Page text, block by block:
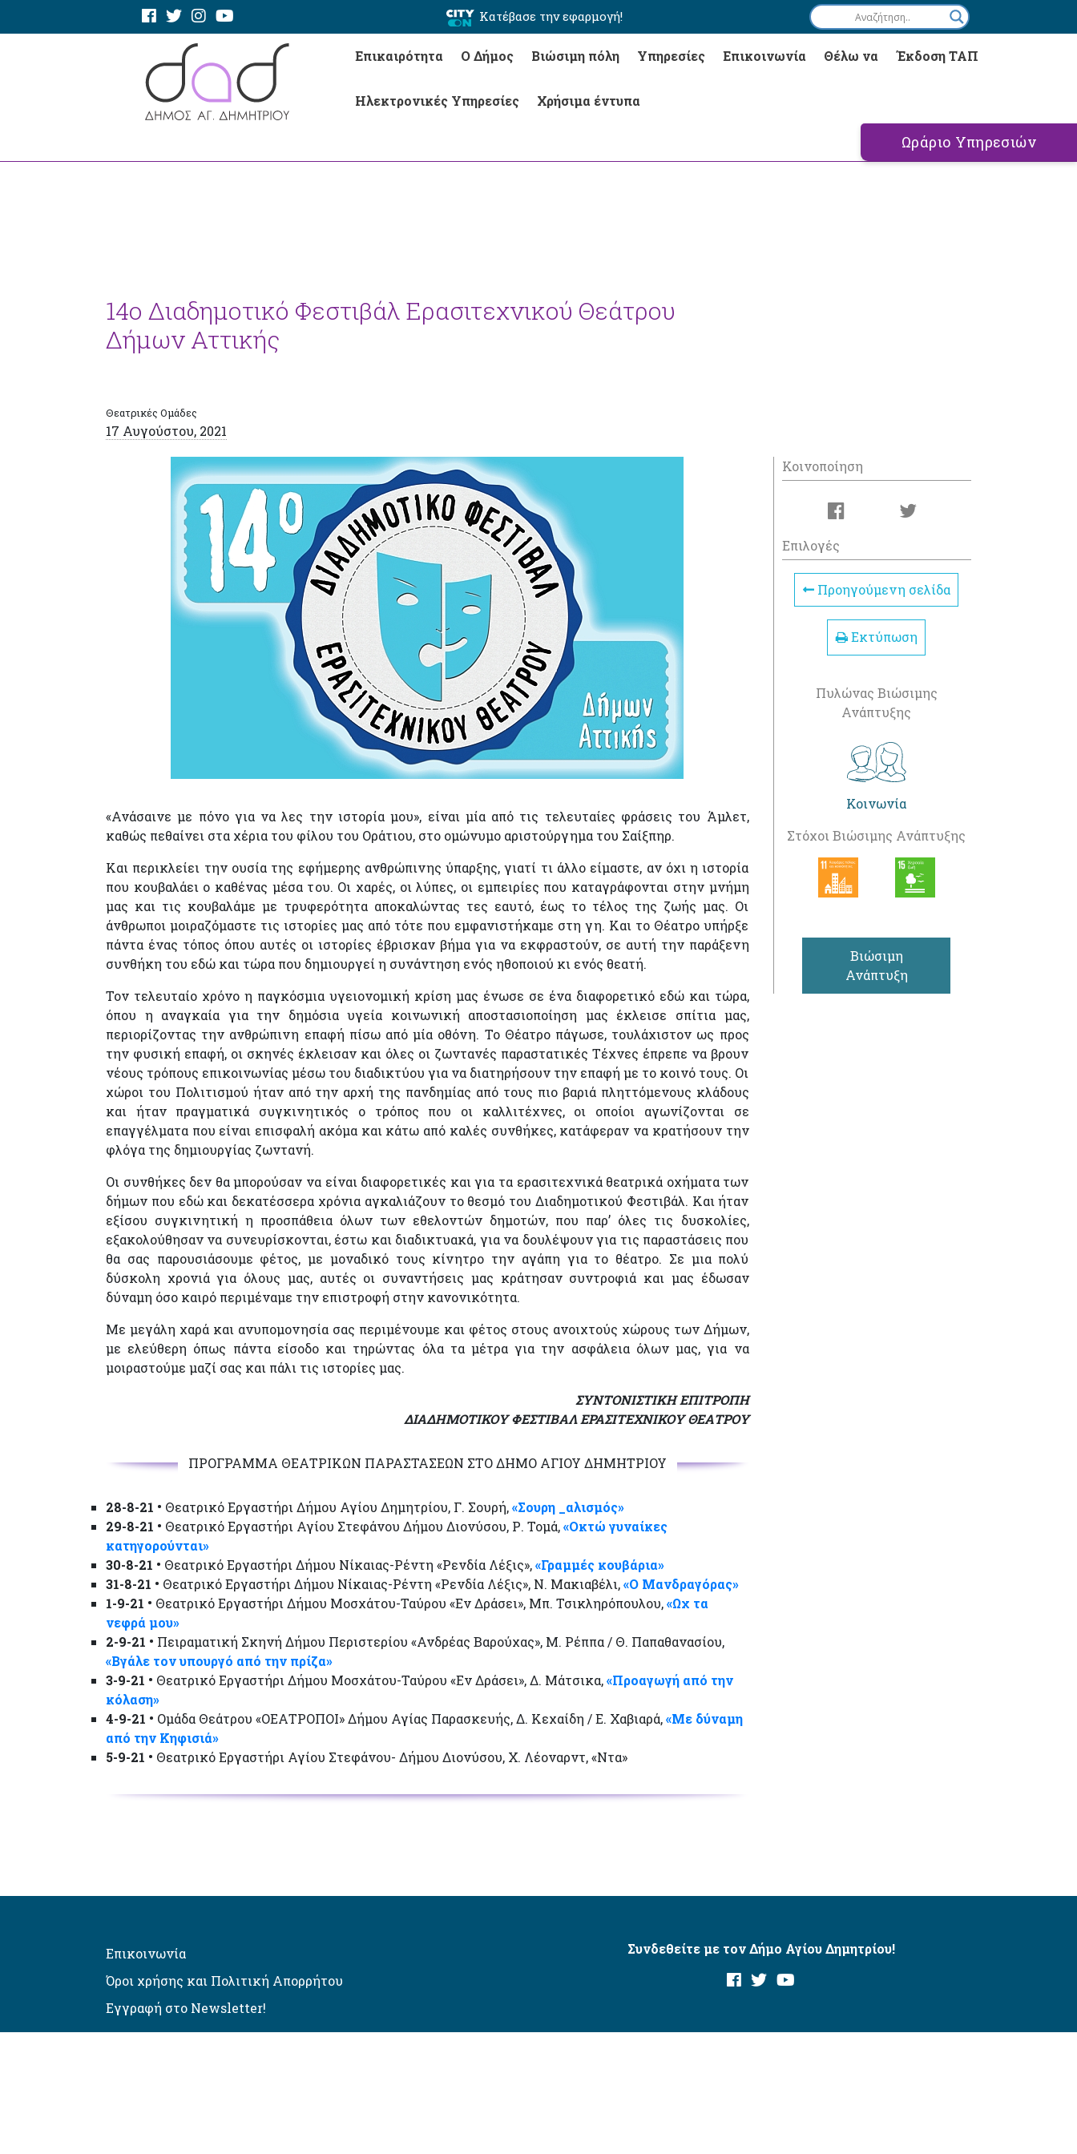
Κατέβασε την εφαρμογή!
Επικαιρότητα Ο Δήμος Βιώσιμη πόλη Υπηρεσίες Επικοινωνία Θέλω να Έκδοση ΤΑΠ
Ηλεκτρονικές Υπηρεσίες Χρήσιμα έντυπα
Ωράριο Υπηρεσιών
14ο Διαδημοτικό Φεστιβάλ Ερασιτεχνικού Θεάτρου
Δήμων Αττικής
Θεατρικές Ομάδες
17 Αυγούστου, 2021
«Ανάσαινε με πόνο για να λες την ιστορία μου», είναι μία από τις τελευταίες φράσεις του Άμλετ,
καθώς πεθαίνει στα χέρια του φίλου του Οράτιου, στο ομώνυμο αριστούργημα του Σαίξπηρ.
Και περικλείει την ουσία της εφήμερης ανθρώπινης ύπαρξης, γιατί τι άλλο είμαστε, αν όχι η ιστορία
που κουβαλάει ο καθένας μέσα του. Οι χαρές, οι λύπες, οι εμπειρίες που καταγράφονται στην μνήμη
μας και τις κουβαλάμε με τρυφερότητα αποκαλώντας τες εαυτό, έως το τέλος της ζωής μας. Οι
άνθρωποι μοιραζόμαστε τις ιστορίες μας από τότε που εμφανιστήκαμε στη γη. Και το Θέατρο υπήρξε
πάντα ένας τόπος όπου αυτές οι ιστορίες έβρισκαν βήμα για να εκφραστούν, σε αυτή την παράξενη
συνθήκη του εδώ και τώρα που δημιουργεί η συνάντηση ενός ηθοποιού κι ενός θεατή.
Τον τελευταίο χρόνο η παγκόσμια υγειονομική κρίση μας ένωσε σε ένα διαφορετικό εδώ και τώρα,
όπου η αναγκαία για την δημόσια υγεία κοινωνική αποστασιοποίηση μας έκλεισε σπίτια μας,
περιορίζοντας την ανθρώπινη επαφή πίσω από μία οθόνη. Το Θέατρο πάγωσε, τουλάχιστον ως προς
την φυσική επαφή, οι σκηνές έκλεισαν και όλες οι ζωντανές παραστατικές Τέχνες έπρεπε να βρουν
νέους τρόπους επικοινωνίας μέσω του διαδικτύου για να διατηρήσουν την επαφή με το κοινό τους. Οι
χώροι του Πολιτισμού ήταν από την αρχή της πανδημίας από τους πιο βαριά πληττόμενους κλάδους
και ήταν πραγματικά συγκινητικός ο τρόπος που οι καλλιτέχνες, οι οποίοι αγωνίζονται σε
επαγγέλματα που είναι επισφαλή ακόμα και κάτω από καλές συνθήκες, κατάφεραν να κρατήσουν την
φλόγα της δημιουργίας ζωντανή.
Οι συνθήκες δεν θα μπορούσαν να είναι διαφορετικές και για τα ερασιτεχνικά θεατρικά οχήματα των
δήμων που εδώ και δεκατέσσερα χρόνια αγκαλιάζουν το θεσμό του Διαδημοτικού Φεστιβάλ. Και ήταν
εξίσου συγκινητική η προσπάθεια όλων των εθελοντών δημοτών, που παρ’ όλες τις δυσκολίες,
εξακολούθησαν να συνευρίσκονται, έστω και διαδικτυακά, για να δουλέψουν για τις παραστάσεις που
θα σας παρουσιάσουμε φέτος, με μοναδικό τους κίνητρο την αγάπη για το θέατρο. Σε μια πολύ
δύσκολη χρονιά για όλους μας, αυτές οι συναντήσεις μας κράτησαν συντροφιά και μας έδωσαν
δύναμη όσο καιρό περιμέναμε την επιστροφή στην κανονικότητα.
Με μεγάλη χαρά και ανυπομονησία σας περιμένουμε και φέτος στους ανοιχτούς χώρους των Δήμων,
με ελεύθερη όπως πάντα είσοδο και τηρώντας όλα τα μέτρα για την ασφάλεια όλων μας, για να
μοιραστούμε μαζί σας και πάλι τις ιστορίες μας.
ΣΥΝΤΟΝΙΣΤΙΚΗ ΕΠΙΤΡΟΠΗ
ΔΙΑΔΗΜΟΤΙΚΟΥ ΦΕΣΤΙΒΑΛ ΕΡΑΣΙΤΕΧΝΙΚΟΥ ΘΕΑΤΡΟΥ
ΠΡΟΓΡΑΜΜΑ ΘΕΑΤΡΙΚΩΝ ΠΑΡΑΣΤΑΣΕΩΝ ΣΤΟ ΔΗΜΟ ΑΓΙΟΥ ΔΗΜΗΤΡΙΟΥ
28-8-21 • Θεατρικό Εργαστήρι Δήμου Αγίου Δημητρίου, Γ. Σουρή,«Σουρη _αλισμός»
29-8-21 • Θεατρικό Εργαστήρι Αγίου Στεφάνου Δήμου Διονύσου, Ρ. Τομά,«Οκτώ γυναίκες
κατηγορούνται»
30-8-21 • Θεατρικό Εργαστήρι Δήμου Νίκαιας-Ρέντη «Ρενδία Λέξις»,«Γραμμές κουβάρια»
31-8-21 • Θεατρικό Εργαστήρι Δήμου Νίκαιας-Ρέντη «Ρενδία Λέξις», Ν. Μακιαβέλι,«Ο Μανδραγόρας»
1-9-21 • Θεατρικό Εργαστήρι Δήμου Μοσχάτου-Ταύρου «Εν Δράσει», Μπ. Τσικληρόπουλου,«Ωχ τα
νεφρά μου»
2-9-21 • Πειραματική Σκηνή Δήμου Περιστερίου «Ανδρέας Βαρούχας», Μ. Ρέππα / Θ. Παπαθανασίου,
«Βγάλε τον υπουργό από την πρίζα»
3-9-21 • Θεατρικό Εργαστήρι Δήμου Μοσχάτου-Ταύρου «Εν Δράσει», Δ. Μάτσικα,«Προαγωγή από την
κόλαση»
4-9-21 • Ομάδα Θεάτρου «ΟΕΑΤΡΟΠΟΙ» Δήμου Αγίας Παρασκευής, Δ. Κεχαίδη / Ε. Χαβιαρά,«Με δύναμη
από την Κηφισιά»
5-9-21 • Θεατρικό Εργαστήρι Αγίου Στεφάνου- Δήμου Διονύσου, Χ. Λέοναρντ, «Ντα»
Κοινοποίηση
Επιλογές
Προηγούμενη σελίδα
Εκτύπωση
Πυλώνας Βιώσιμης
Ανάπτυξης
Κοινωνία
Στόχοι Βιώσιμης Ανάπτυξης
Βιώσιμη
Ανάπτυξη
Επικοινωνία
Όροι χρήσης και Πολιτική Απορρήτου
Εγγραφή στο Newsletter!
Συνδεθείτε με τον Δήμο Αγίου Δημητρίου!